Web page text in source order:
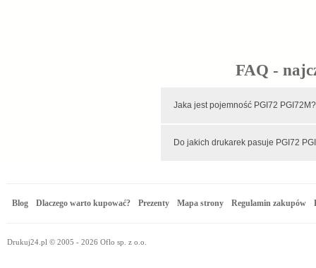
FAQ -
Jaka jest pojemność PGI72
Do jakich drukarek pasuje PGI72
Blog Dlaczego warto kupować? Prezenty Mapa strony Regulamin zakupów
Drukuj24.pl © 2005 - 2026 Oflo sp. z o.o.